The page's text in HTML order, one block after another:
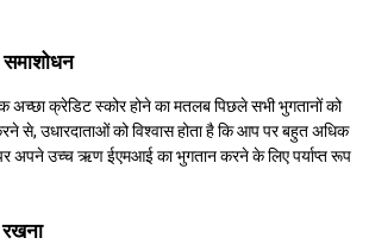
अच्छा क्रेडिट स्कोर होने का मतलब पिछले सभी भुगतानों को
से, उधारदाताओं को विश्वास होता है कि आप पर बहुत अधिक
अपने उच्च ऋण ईएमआई का भुगतान करने के लिए पर्याप्त रूप
रखना